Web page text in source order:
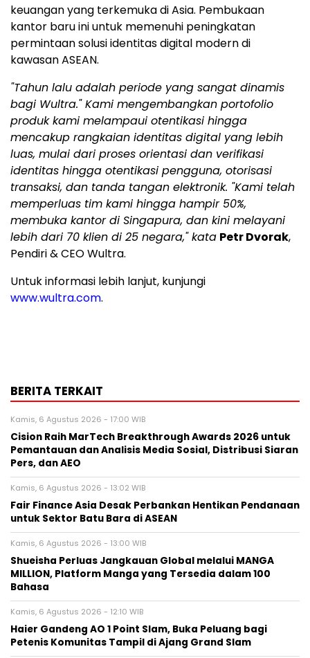
keuangan yang terkemuka di Asia. Pembukaan
kantor baru ini untuk memenuhi peningkatan
permintaan solusi identitas digital modern di
kawasan ASEAN.
"Tahun lalu adalah periode yang sangat dinamis
bagi Wultra." Kami mengembangkan portofolio
produk kami melampaui otentikasi hingga
mencakup rangkaian identitas digital yang lebih
luas, mulai dari proses orientasi dan verifikasi
identitas hingga otentikasi pengguna, otorisasi
transaksi, dan tanda tangan elektronik. "Kami telah
memperluas tim kami hingga hampir 50%,
membuka kantor di Singapura, dan kini melayani
lebih dari 70 klien di 25 negara," kata Petr Dvorak,
Pendiri & CEO Wultra.
Untuk informasi lebih lanjut, kunjungi
www.wultra.com.
BERITA TERKAIT
Kamis, 6 Agustus 2026 - 17:00 WIB
Cision Raih MarTech Breakthrough Awards 2026 untuk
Pemantauan dan Analisis Media Sosial, Distribusi Siaran
Pers, dan AEO
Kamis, 6 Agustus 2026 - 13:02 WIB
Fair Finance Asia Desak Perbankan Hentikan Pendanaan
untuk Sektor Batu Bara di ASEAN
Kamis, 6 Agustus 2026 - 13:00 WIB
Shueisha Perluas Jangkauan Global melalui MANGA
MILLION, Platform Manga yang Tersedia dalam 100
Bahasa
Kamis, 6 Agustus 2026 - 12:10 WIB
Haier Gandeng AO 1 Point Slam, Buka Peluang bagi
Petenis Komunitas Tampil di Ajang Grand Slam